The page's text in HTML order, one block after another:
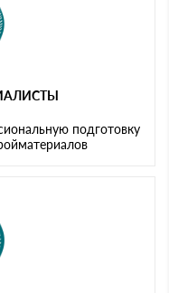
подготовку